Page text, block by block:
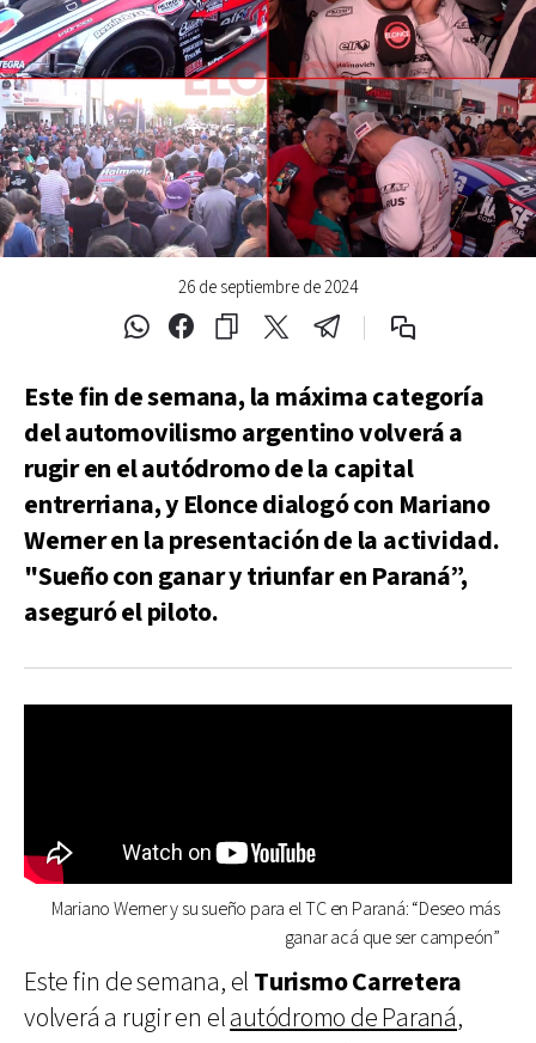
26 de septiembre de 2024
Este fin de semana, la máxima categoría
del automovilismo argentino volverá a
rugir en el autódromo de la capital
entrerriana, y Elonce dialogó con Mariano
Werner en la presentación de la actividad.
"Sueño con ganar y triunfar en Paraná”,
aseguró el piloto.
Mariano Werner y su sueño para el TC en Paraná: “Deseo más
ganar acá que ser campeón”
Este fin de semana, el Turismo Carretera
volverá a rugir en elautódromo de Paraná,